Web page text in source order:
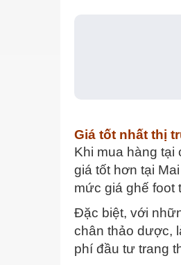
Giá tốt nhất thị
Khi mua hàng tại
giá tốt hơn tại
mức giá ghế foot
Đặc biệt, với
chân thảo dược,
phí đầu tư trang